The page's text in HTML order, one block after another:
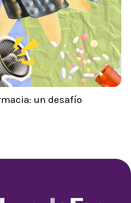
un desafío